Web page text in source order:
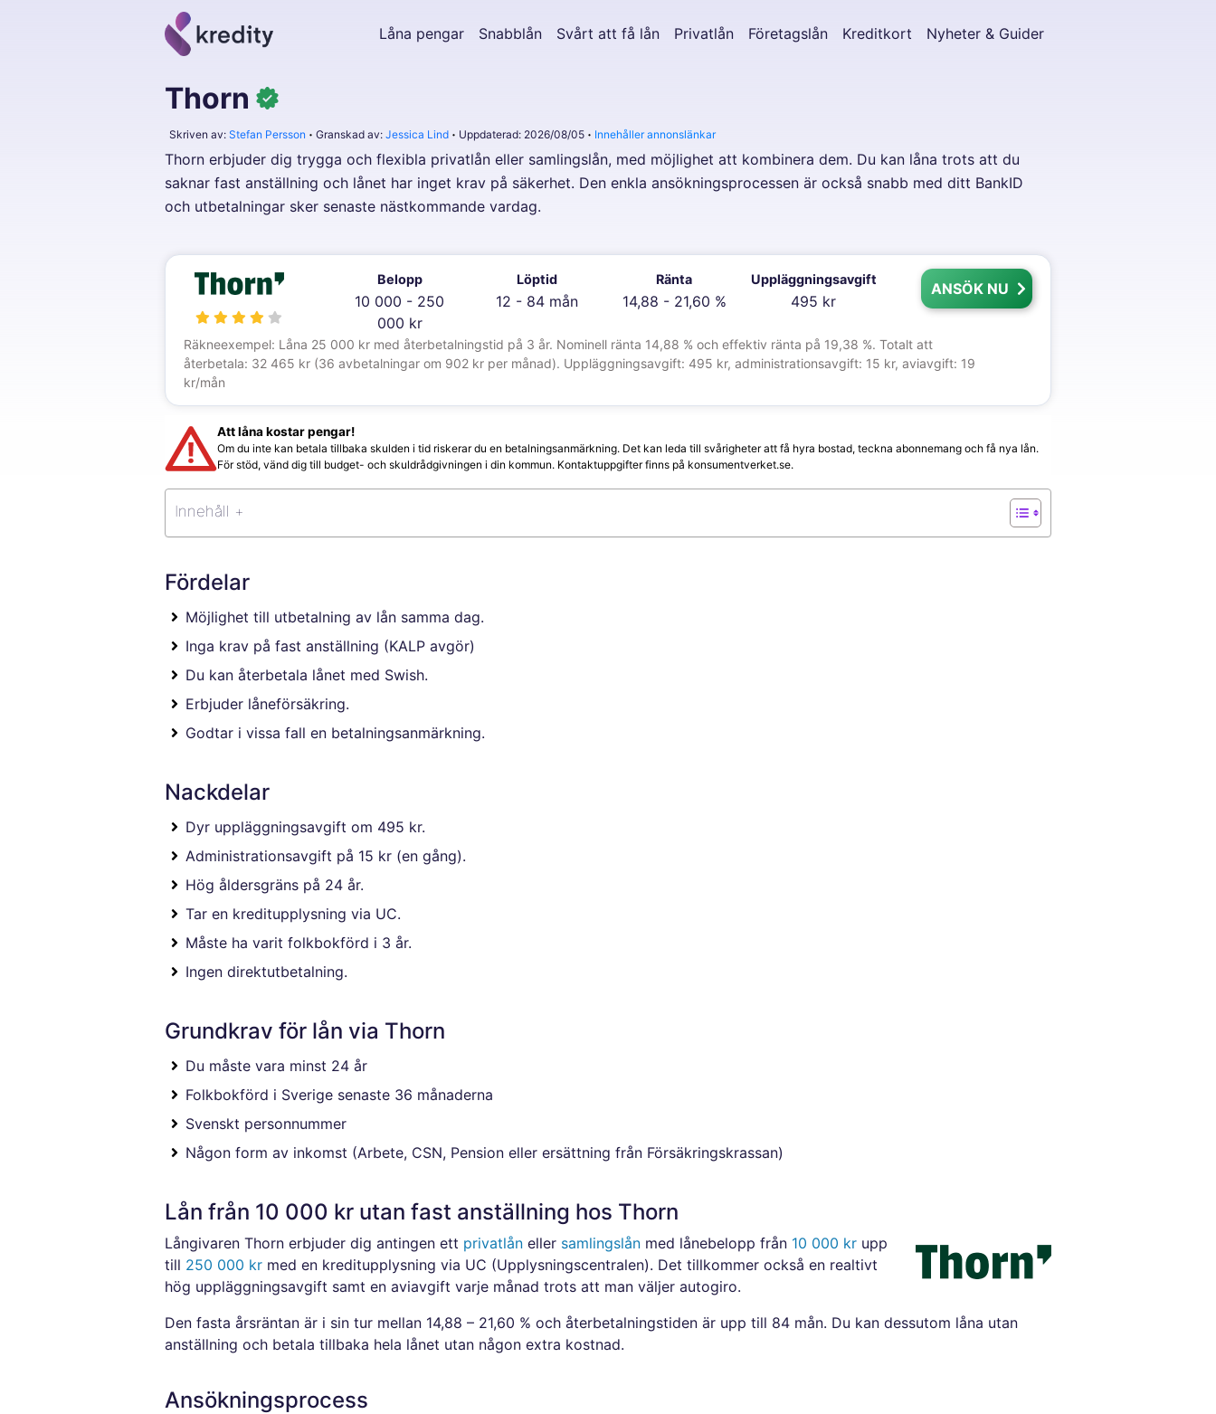
Låna pengar Snabblån Svårt att få lån Privatlån Företagslån Kreditkort Nyheter & Guider
Thorn
Skriven av: Stefan Persson Granskad av: Jessica Lind Uppdaterad: 2026/08/05 Innehåller annonslänkar
Thorn erbjuder dig trygga och flexibla privatlån eller samlingslån, med möjlighet att kombinera dem. Du kan låna trots att du
saknar fast anställning och lånet har inget krav på säkerhet. Den enkla ansökningsprocessen är också snabb med ditt BankID
och utbetalningar sker senaste nästkommande vardag.
Belopp
10 000 - 250
000 kr
Löptid
12 - 84 mån
Ränta
14,88 - 21,60 %
Uppläggningsavgift
495 kr
ANSÖK NU
Räkneexempel: Låna 25 000 kr med återbetalningstid på 3 år. Nominell ränta 14,88 % och effektiv ränta på 19,38 %. Totalt att
återbetala: 32 465 kr (36 avbetalningar om 902 kr per månad). Uppläggningsavgift: 495 kr, administrationsavgift: 15 kr, aviavgift: 19
kr/mån
Att låna kostar pengar!
Om du inte kan betala tillbaka skulden i tid riskerar du en betalningsanmärkning. Det kan leda till svårigheter att få hyra bostad, teckna abonnemang och få nya lån.
För stöd, vänd dig till budget- och skuldrådgivningen i din kommun. Kontaktuppgifter finns på konsumentverket.se.
Innehåll +
Fördelar
Möjlighet till utbetalning av lån samma dag.
Inga krav på fast anställning (KALP avgör)
Du kan återbetala lånet med Swish.
Erbjuder låneförsäkring.
Godtar i vissa fall en betalningsanmärkning.
Nackdelar
Dyr uppläggningsavgift om 495 kr.
Administrationsavgift på 15 kr (en gång).
Hög åldersgräns på 24 år.
Tar en kreditupplysning via UC.
Måste ha varit folkbokförd i 3 år.
Ingen direktutbetalning.
Grundkrav för lån via Thorn
Du måste vara minst 24 år
Folkbokförd i Sverige senaste 36 månaderna
Svenskt personnummer
Någon form av inkomst (Arbete, CSN, Pension eller ersättning från Försäkringskrassan)
Lån från 10 000 kr utan fast anställning hos Thorn
Långivaren Thorn erbjuder dig antingen ett privatlån eller samlingslån med lånebelopp från 10 000 kr upp
till 250 000 kr med en kreditupplysning via UC (Upplysningscentralen). Det tillkommer också en realtivt
hög uppläggningsavgift samt en aviavgift varje månad trots att man väljer autogiro.
Den fasta årsräntan är i sin tur mellan 14,88 – 21,60 % och återbetalningstiden är upp till 84 mån. Du kan dessutom låna utan
anställning och betala tillbaka hela lånet utan någon extra kostnad.
Ansökningsprocess